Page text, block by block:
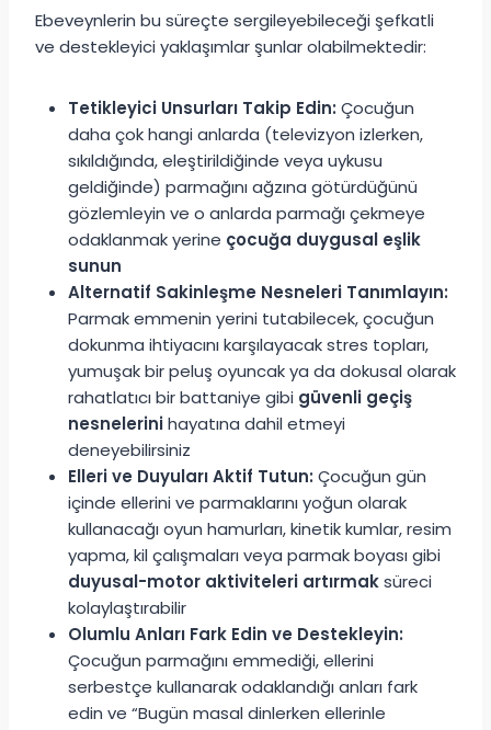
Ebeveynlerin bu süreçte sergileyebileceği şefkatli
ve destekleyici yaklaşımlar şunlar olabilmektedir:
Tetikleyici Unsurları Takip Edin: Çocuğun
daha çok hangi anlarda (televizyon izlerken,
sıkıldığında, eleştirildiğinde veya uykusu
geldiğinde) parmağını ağzına götürdüğünü
gözlemleyin ve o anlarda parmağı çekmeye
odaklanmak yerine çocuğa duygusal eşlik
sunun
Alternatif Sakinleşme Nesneleri Tanımlayın:
Parmak emmenin yerini tutabilecek, çocuğun
dokunma ihtiyacını karşılayacak stres topları,
yumuşak bir peluş oyuncak ya da dokusal olarak
rahatlatıcı bir battaniye gibi güvenli geçiş
nesnelerinihayatına dahil etmeyi
deneyebilirsiniz
Elleri ve Duyuları Aktif Tutun: Çocuğun gün
içinde ellerini ve parmaklarını yoğun olarak
kullanacağı oyun hamurları, kinetik kumlar, resim
yapma, kil çalışmaları veya parmak boyası gibi
duyusal-motor aktiviteleri artırmaksüreci
kolaylaştırabilir
Olumlu Anları Fark Edin ve Destekleyin:
Çocuğun parmağını emmediği, ellerini
serbestçe kullanarak odaklandığı anları fark
edin ve “Bugün masal dinlerken ellerinle